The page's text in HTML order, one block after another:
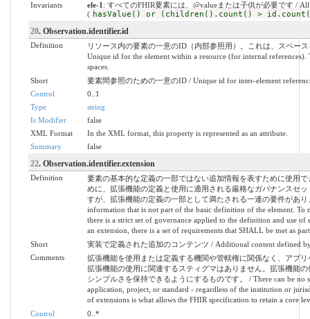
Invariants
ele-1 : すべてのFHIR要素には、@valueまたは子供が必要です / All
( hasValue() or (children().count() >
20. Observation.identifier.id
Definition
リソース内の要素の一意のID（内部参照用）。これは、スペー
Unique id for the element within a resource (for internal
spaces.
Short
要素間参照のための一意のID / Unique id for inter-element
Control
0..1
Type
string
Is Modifier
false
XML Format
In the XML format, this property is represented as an attribute.
Summary
false
22. Observation.identifier.extension
Definition
要素の基本的な定義の一部ではない追加情報を表すために使用
めに、拡張機能の定義と使用に適用される厳格なガバナンスセ
すが、拡張機能の定義の一部として満たされる一連の要件があり
information that is not part of the basic definition of the element. To
there is a strict set of governance applied to the definition and use
an extension, there is a set of requirements that SHALL be met as
Short
実装で定義された追加のコンテンツ / Additional content defined
Comments
拡張機能を使用または定義する機関や管轄権に関係なく、アプ
拡張機能の使用に関連するスティグマはありません。拡張機能
シンプルさを保持できるようにするものです。 / There can be no
application, project, or standard - regardless of the institution or
of extensions is what allows the FHIR specification to retain a core
Control
0..*